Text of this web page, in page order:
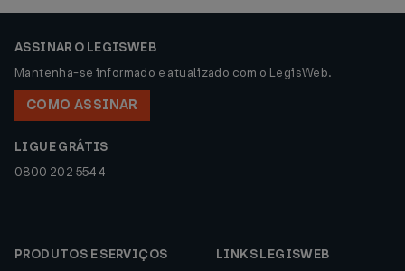
ASSINAR O LEGISWEB
Mantenha-se informado e atualizado com o LegisWeb.
COMO ASSINAR
LIGUE GRÁTIS
0800 202 5544
PRODUTOS E SERVIÇOS
LINKS LEGISWEB